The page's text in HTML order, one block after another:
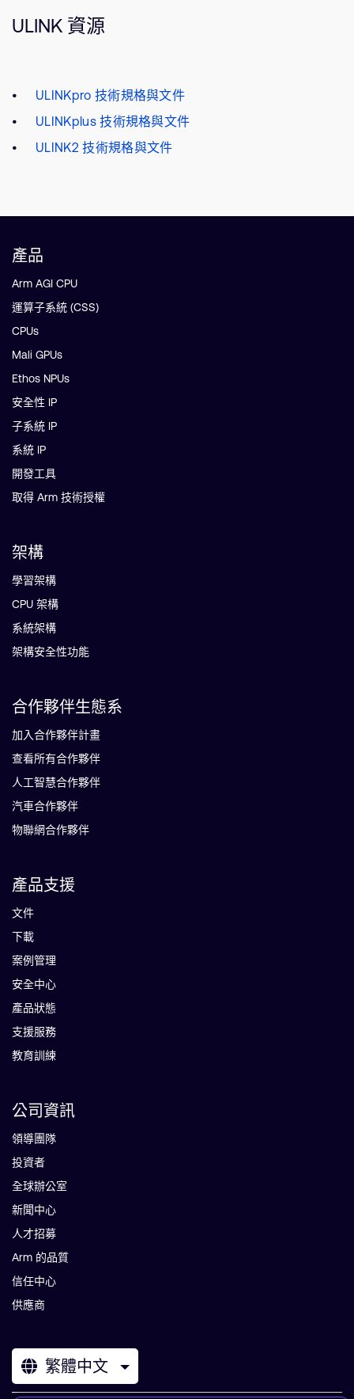
ULINK 資源
ULINKpro 技術規格與文件
ULINKplus 技術規格與文件
ULINK2 技術規格與文件
產品
Arm AGI CPU
運算子系統 (CSS)
CPUs
Mali GPUs
Ethos NPUs
安全性 IP
子系統 IP
系統 IP
開發工具
取得 Arm 技術授權
架構
學習架構
CPU 架構
系統架構
架構安全性功能
合作夥伴生態系
加入合作夥伴計畫
查看所有合作夥伴
人工智慧合作夥伴
汽車合作夥伴
物聯網合作夥伴
產品支援
文件
下載
案例管理
安全中心
產品狀態
支援服務
教育訓練
公司資訊
領導團隊
投資者
全球辦公室
新聞中心
人才招募
Arm 的品質
信任中心
供應商
繁體中文